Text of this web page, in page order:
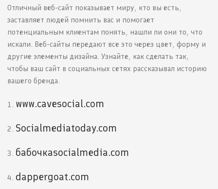
Отличный веб-сайт показывает миру, кто вы есть,
заставляет людей помнить вас и помогает
потенциальным клиентам понять, нашли ли они то, что
искали. Веб-сайты передают все это через цвет, форму и
другие элементы дизайна. Узнайте, как сделать так,
чтобы ваш сайт в социальных сетях рассказывал историю
вашего бренда.
www.cavesocial.com
Socialmediatoday.com
бабочкаsocialmedia.com
dappergoat.com